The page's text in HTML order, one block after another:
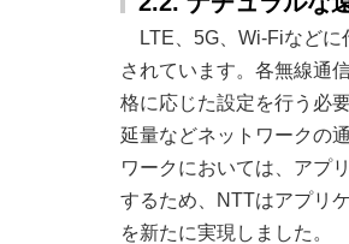
LTE、5G、Wi-Fiなど
されています。各無線通
格に応じた設定を行う必
延量などネットワークの
ワークにおいては、アプ
するため、NTTはアプリ
を新たに実現しました。